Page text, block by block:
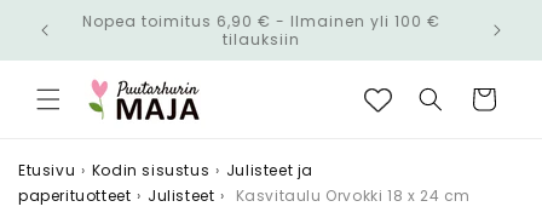
siirry
Nopea toimitus 6,90 € - Ilmainen yli 100 €
tilauksiin
Ostoskori
Etusivu › Kodin sisustus › Julisteet ja
paperituotteet › Julisteet › Kasvitaulu Orvokki 18 x 24 cm